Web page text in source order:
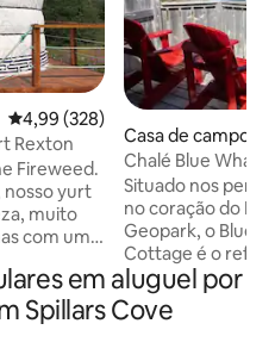
4,99 de uma avaliação média de
4,99 (328)
Rexton
Fireweed.
nosso yurt
muito
com uma
do
distância a
Port
Casa de campo ⋅
Chalé Blue
Cove, NL
Situado nos
no coração do
Geopark, o Blue
Cottage é o
Península de
aconchegante
quartos e 1
em aluguel por
Spillars Cove